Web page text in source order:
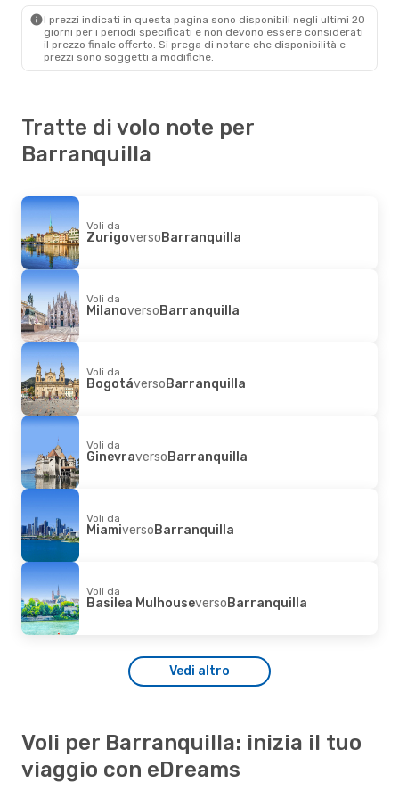
I prezzi indicati in questa pagina sono disponibili negli ultimi 20
giorni per i periodi specificati e non devono essere considerati
il ​​prezzo finale offerto. Si prega di notare che disponibilità e
prezzi sono soggetti a modifiche.
Tratte di volo note per
Barranquilla
Voli da
ZurigoversoBarranquilla
Voli da
MilanoversoBarranquilla
Voli da
BogotáversoBarranquilla
Voli da
GinevraversoBarranquilla
Voli da
MiamiversoBarranquilla
Voli da
Basilea MulhouseversoBarranquilla
Vedi altro
Voli per Barranquilla: inizia il tuo
viaggio con eDreams